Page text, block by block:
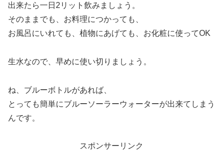
出来たら一日2リット飲みましょう。
そのままでも、お料理につかっても、
お風呂にいれても、植物にあげても、お化粧に使ってOK
生水なので、早めに使い切りましょう。
ね、ブルーボトルがあれば、
とっても簡単にブルーソーラーウォーターが出来てしまう
んです。
スポンサーリンク